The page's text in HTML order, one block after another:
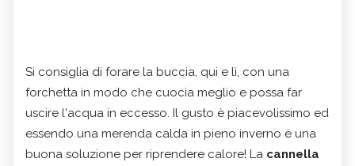
Si consiglia di forare la buccia, qui e lì, con una
forchetta in modo che cuocia meglio e possa far
uscire l'acqua in eccesso. Il gusto è piacevolissimo ed
essendo una merenda calda in pieno inverno è una
buona soluzione per riprendere calore! La cannella